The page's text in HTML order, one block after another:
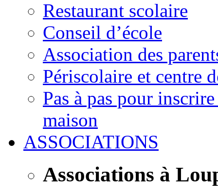
Restaurant scolaire
Conseil d’école
Association des
Périscolaire et centre
Pas à pas pour
maison
ASSOCIATIONS
Associations à